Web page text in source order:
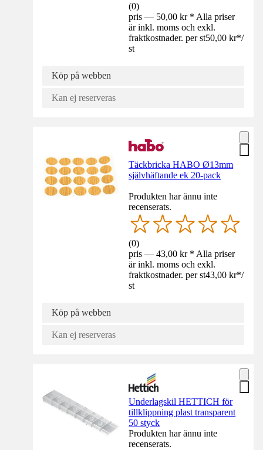
(0)
pris — 50,00 kr * Alla priser
är inkl. moms och exkl.
fraktkostnader. per st50,00 kr*/
st
Köp på webben
Kan ej reserveras
Täckbricka HABO Ø13mm
självhäftande ek 20-pack
Produkten har ännu inte
recenserats.
(0)
pris — 43,00 kr * Alla priser
är inkl. moms och exkl.
fraktkostnader. per st43,00 kr*/
st
Köp på webben
Kan ej reserveras
Underlagskil HETTICH för
tillklippning plast transparent
50 styck
Produkten har ännu inte
recenserats.